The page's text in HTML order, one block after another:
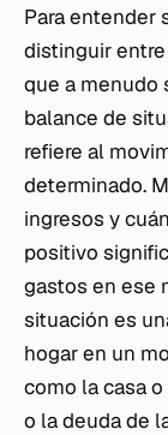
Para entender
distinguir
que a menudo
balance de
refiere al
determinado.
ingresos y
positivo
gastos en ese
situación es
hogar en un
como la casa
o la deuda de